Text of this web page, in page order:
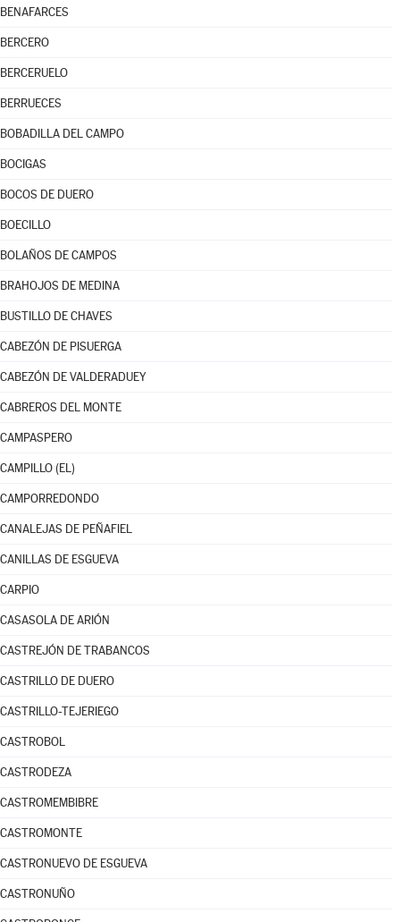
BENAFARCES
BERCERO
BERCERUELO
BERRUECES
BOBADILLA DEL CAMPO
BOCIGAS
BOCOS DE DUERO
BOECILLO
BOLAÑOS DE CAMPOS
BRAHOJOS DE MEDINA
BUSTILLO DE CHAVES
CABEZÓN DE PISUERGA
CABEZÓN DE VALDERADUEY
CABREROS DEL MONTE
CAMPASPERO
CAMPILLO (EL)
CAMPORREDONDO
CANALEJAS DE PEÑAFIEL
CANILLAS DE ESGUEVA
CARPIO
CASASOLA DE ARIÓN
CASTREJÓN DE TRABANCOS
CASTRILLO DE DUERO
CASTRILLO-TEJERIEGO
CASTROBOL
CASTRODEZA
CASTROMEMBIBRE
CASTROMONTE
CASTRONUEVO DE ESGUEVA
CASTRONUÑO